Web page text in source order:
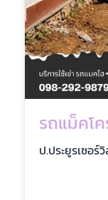
รถแม็คโ
ป.ประยูรเซอร์